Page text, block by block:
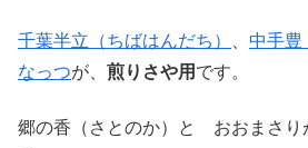
千葉半立（ちばはんだち） 中手豊
なっつが、 煎りさや用 です。
郷の香（さとのか）と おおまさり